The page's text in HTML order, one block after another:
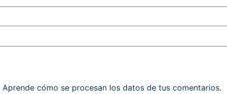
Aprende cómo se procesan los datos de tus comentarios.